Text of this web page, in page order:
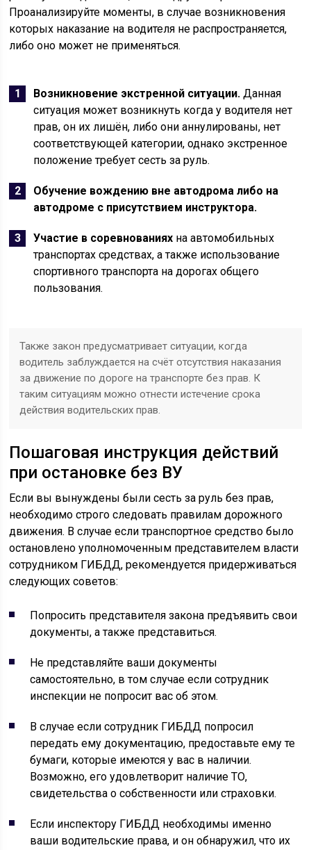
Проанализируйте моменты, в случае возникновения
которых наказание на водителя не распространяется,
либо оно может не применяться.
Возникновение экстренной ситуации. Данная
ситуация может возникнуть когда у водителя нет
прав, он их лишён, либо они аннулированы, нет
соответствующей категории, однако экстренное
положение требует сесть за руль.
Обучение вождению вне автодрома либо на
автодроме с присутствием инструктора.
Участие в соревнованиях на автомобильных
транспортах средствах, а также использование
спортивного транспорта на дорогах общего
пользования.
Также закон предусматривает ситуации, когда
водитель заблуждается на счёт отсутствия наказания
за движение по дороге на транспорте без прав. К
таким ситуациям можно отнести истечение срока
действия водительских прав.
Пошаговая инструкция действий
при остановке без ВУ
Если вы вынуждены были сесть за руль без прав,
необходимо строго следовать правилам дорожного
движения. В случае если транспортное средство было
остановлено уполномоченным представителем власти
сотрудником ГИБДД, рекомендуется придерживаться
следующих советов:
Попросить представителя закона предъявить свои
документы, а также представиться.
Не представляйте ваши документы
самостоятельно, в том случае если сотрудник
инспекции не попросит вас об этом.
В случае если сотрудник ГИБДД попросил
передать ему документацию, предоставьте ему те
бумаги, которые имеются у вас в наличии.
Возможно, его удовлетворит наличие ТО,
свидетельства о собственности или страховки.
Если инспектору ГИБДД необходимы именно
ваши водительские права, и он обнаружил, что их